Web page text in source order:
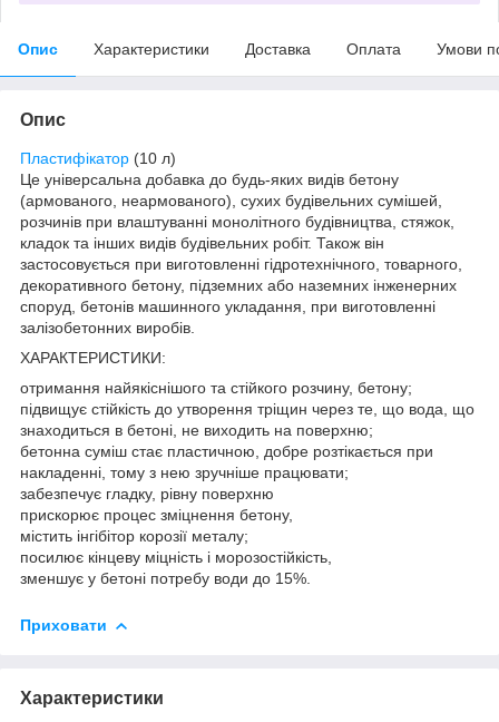
Опис Характеристики Доставка Оплата Умови
Опис
Пластифікатор (10 л)
Це універсальна добавка до будь-яких видів бетону
(армованого, неармованого), сухих будівельних сумішей,
розчинів при влаштуванні монолітного будівництва, стяжок,
кладок та інших видів будівельних робіт. Також він
застосовується при виготовленні гідротехнічного, товарного,
декоративного бетону, підземних або наземних інженерних
споруд, бетонів машинного укладання, при виготовленні
залізобетонних виробів.
ХАРАКТЕРИСТИКИ:
отримання найякіснішого та стійкого розчину, бетону;
підвищує стійкість до утворення тріщин через те, що вода, що
знаходиться в бетоні, не виходить на поверхню;
бетонна суміш стає пластичною, добре розтікається при
накладенні, тому з нею зручніше працювати;
забезпечує гладку, рівну поверхню
прискорює процес зміцнення бетону,
містить інгібітор корозії металу;
посилює кінцеву міцність і морозостійкість,
зменшує у бетоні потребу води до 15%.
Приховати
Характеристики